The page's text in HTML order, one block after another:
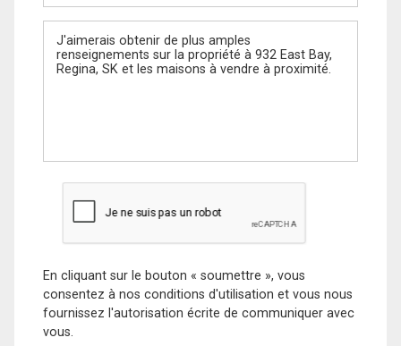
Message
En cliquant sur le bouton « soumettre », vous
consentez à nos conditions d'utilisation et vous nous
fournissez l'autorisation écrite de communiquer avec
vous.